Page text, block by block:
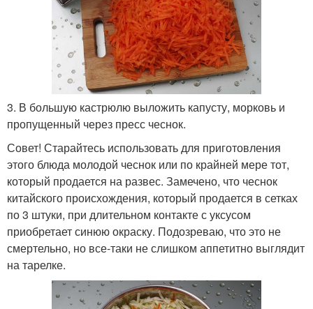
3. В большую кастрюлю выложить капусту, морковь и
пропущенный через пресс чеснок.
Совет! Старайтесь использовать для приготовления
этого блюда молодой чеснок или по крайней мере тот,
который продается на развес. Замечено, что чеснок
китайского происхождения, который продается в сетках
по 3 штуки, при длительном контакте с уксусом
приобретает синюю окраску. Подозреваю, что это не
смертельно, но все-таки не слишком аппетитно выглядит
на тарелке.